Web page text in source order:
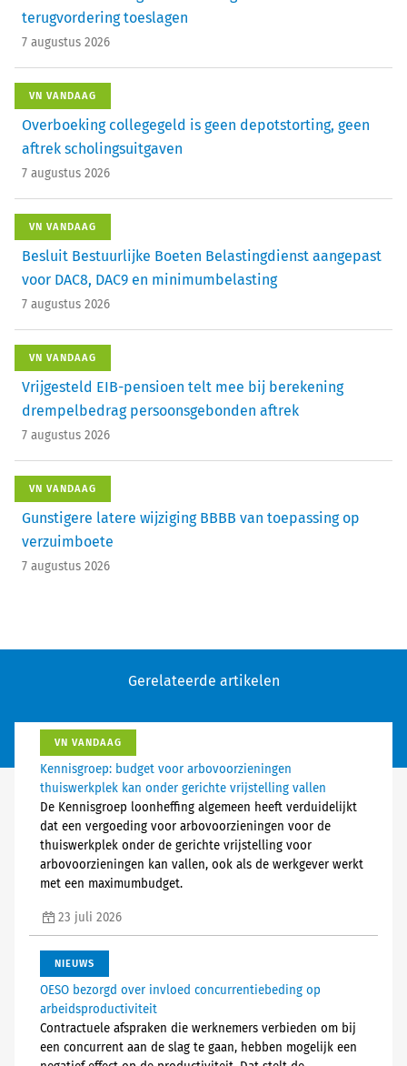
terugvordering toeslagen
7 augustus 2026
VN VANDAAG
Overboeking collegegeld is geen depotstorting, geen
aftrek scholingsuitgaven
7 augustus 2026
VN VANDAAG
Besluit Bestuurlijke Boeten Belastingdienst aangepast
voor DAC8, DAC9 en minimumbelasting
7 augustus 2026
VN VANDAAG
Vrijgesteld EIB-pensioen telt mee bij berekening
drempelbedrag persoonsgebonden aftrek
7 augustus 2026
VN VANDAAG
Gunstigere latere wijziging BBBB van toepassing op
verzuimboete
7 augustus 2026
Gerelateerde artikelen
VN VANDAAG
Kennisgroep: budget voor arbovoorzieningen
thuiswerkplek kan onder gerichte vrijstelling vallen
De Kennisgroep loonheffing algemeen heeft verduidelijkt
dat een vergoeding voor arbovoorzieningen voor de
thuiswerkplek onder de gerichte vrijstelling voor
arbovoorzieningen kan vallen, ook als de werkgever werkt
met een maximumbudget.
23 juli 2026
NIEUWS
OESO bezorgd over invloed concurrentiebeding op
arbeidsproductiviteit
Contractuele afspraken die werknemers verbieden om bij
een concurrent aan de slag te gaan, hebben mogelijk een